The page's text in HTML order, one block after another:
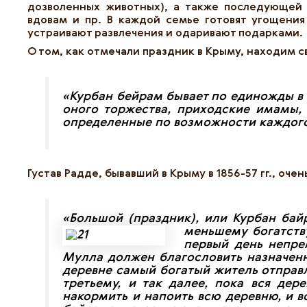
дозволенных животных), а также
вдовам и пр. В каждой семье готовят
устраивают развлечения и одаривают подарками.
О том, как отмечали праздник в Крыму, находим
«Курбан бейрам бывает по единожды в
оного торжества, приходские
определенные по возможности
Густав Радде, бывавший в Крыму в 1856-57 гг.,
«Большой (праздник), или Курбан
меньшему
первый день
Мулла должен благословить
деревне самый богатый житель
третьему, и так далее, пока вся
накормить и напоить всю деревню, и